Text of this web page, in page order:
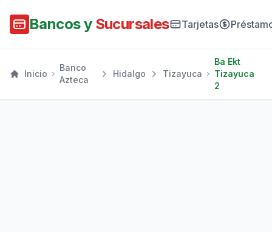
Bancos y Sucursales Tarjetas
Inicio
Banco
Azteca
Hidalgo Tizayuca
Ba Ekt
Tizayuca
2